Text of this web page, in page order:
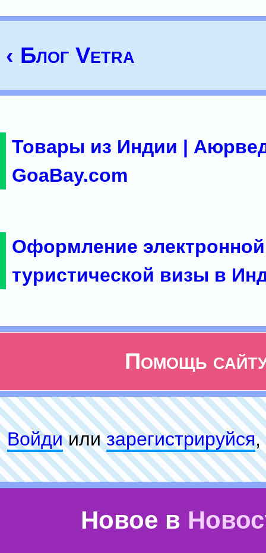
‹ Блог Vetra
Товары из Индии |
GoaBay.com
Оформление электронной
туристической визы в
Помощь
Войдиилизарeгиcтpируйся,
Новое в